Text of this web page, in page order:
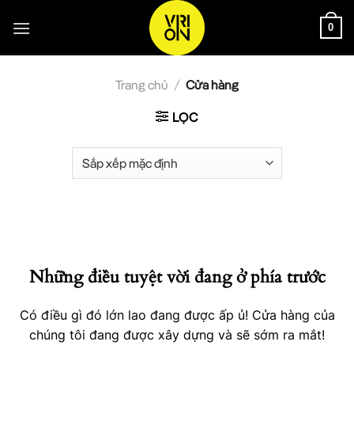
qua
0
Trang chủ / Cửa hàng
LỌC
Những điều tuyệt vời đang ở phía trước
Có điều gì đó lớn lao đang được ấp ủ! Cửa hàng của
chúng tôi đang được xây dựng và sẽ sớm ra mắt!